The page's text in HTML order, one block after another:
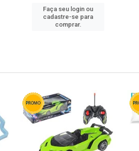
Faça seu login ou
cadastre-se para
comprar.